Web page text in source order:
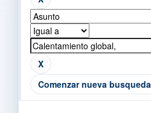
Comenzar nueva busqueda